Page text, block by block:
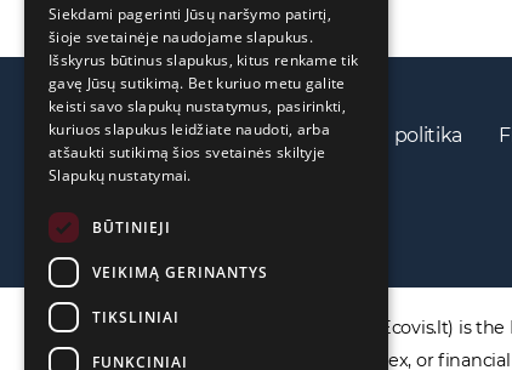
Privatumo politika Slapukų politika
DISCLAIMER: ECOVIS ProventusLaw (Ecovis.lt) is
products including CFDs, rolling spot forex, or
РУССКИЙ
中文（简体
Siekdami pagerinti Jūsų naršymo patirtį,
šioje svetainėje naudojame slapukus.
Išskyrus būtinus slapukus, kitus renkame tik
gavę Jūsų sutikimą. Bet kuriuo metu galite
keisti savo slapukų nustatymus, pasirinkti,
kuriuos slapukus leidžiate naudoti, arba
atšaukti sutikimą šios svetainės skiltyje
Slapukų nustatymai.
BŪTINIEJI
VEIKIMĄ GERINANTYS
TIKSLINIAI
FUNKCINIAI